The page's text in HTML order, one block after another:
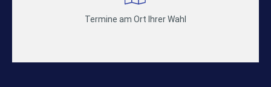
Termine am Ort Ihrer Wahl